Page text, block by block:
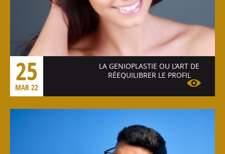
25
MAR 22
LA GENIOPLASTIE OU L’ART DE
RÉEQUILIBRER LE PROFIL
Voir l'article